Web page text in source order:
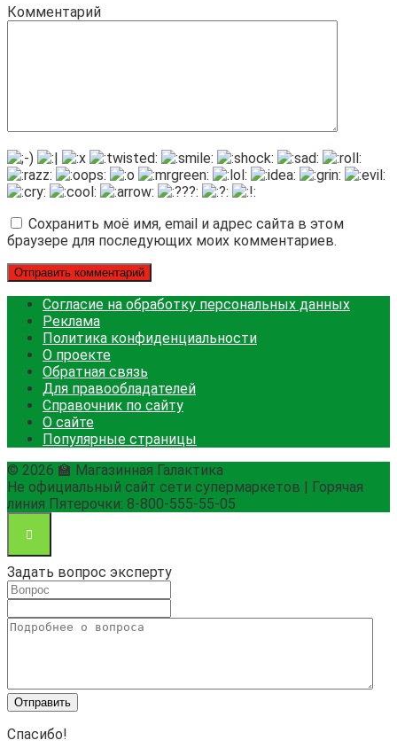
Комментарий
Сохранить моё имя, email и адрес сайта в этом
браузере для последующих моих комментариев.
Согласие на обработку персональных данных
Реклама
Политика конфиденциальности
О проекте
Обратная связь
Для правообладателей
Справочник по сайту
О сайте
Популярные страницы
© 2026 🏫 Магазинная Галактика
Не официальный сайт сети супермаркетов | Горячая
линия Пятерочки: 8-800-555-55-05
Задать вопрос эксперту
Спасибо!